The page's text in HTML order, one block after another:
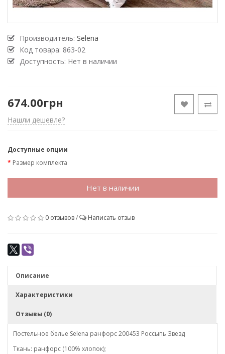
Производитель: Selena
Код товара: 863-02
Доступность: Нет в наличии
674.00грн
Нашли дешевле?
Доступные опции
Размер комплекта
Нет в наличии
0 отзывов/ Написать отзыв
Описание
Характеристики
Отзывы (0)
Постельное белье Selena ранфорс 200453 Россыпь Звезд
Ткань: ранфорс (100% хлопок);